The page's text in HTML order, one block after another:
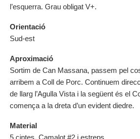
l’esquerra. Grau obligat V+.
Orientació
Sud-est
Aproximació
Sortim de Can Massana, passem pel
arribem a Coll de Porc. Continuem
de llarg l’Agulla Vista i la següent és el
comença a la dreta d’un evident diedre.
Material